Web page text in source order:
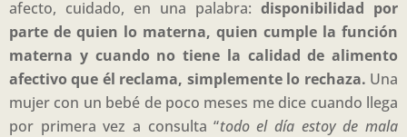
afecto, cuidado, en una palabra: disponibilidad por
parte de quien lo materna, quien cumple la función
materna y cuando no tiene la calidad de alimento
afectivo que él reclama, simplemente lo rechaza. Una
mujer con un bebé de poco meses me dice cuando llega
por primera vez a consulta “todo el día estoy de mala